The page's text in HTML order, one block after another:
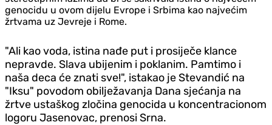
genocidu u ovom dijelu Evrope i Srbima kao najvećim
žrtvama uz Jevreje i Rome.
"Ali kao voda, istina nađe put i prosiječe klance
nepravde. Slava ubijenim i poklanim. Pamtimo i
naša deca će znati sve!", istakao je Stevandić na
"Iksu" povodom obilježavanja Dana sjećanja na
žrtve ustaškog zločina genocida u koncentracionom
logoru Jasenovac, prenosi Srna.